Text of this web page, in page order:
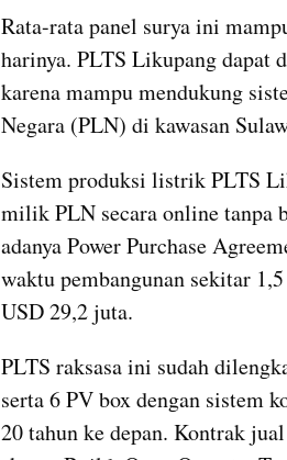
Rata-rata panel surya ini
harinya. PLTS Likupang dapat
karena mampu mendukung
Negara (PLN) di kawasan
Sistem produksi listrik PLTS
milik PLN secara online tanpa
adanya Power Purchase
waktu pembangunan sekitar
USD 29,2 juta.
PLTS raksasa ini sudah
serta 6 PV box dengan sistem
20 tahun ke depan. Kontrak